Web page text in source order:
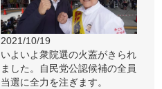
2021/10/19
いよいよ衆院選の火蓋がきられ
ました。自民党公認候補の全員
当選に全力を注ぎます。